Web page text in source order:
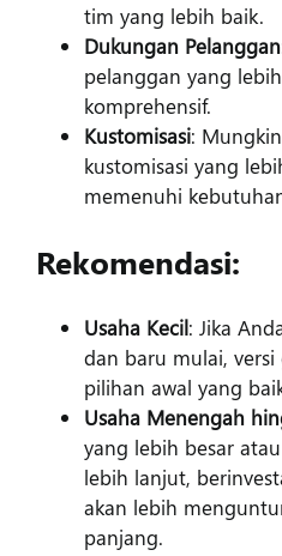
tim yang lebih baik.
Dukungan Pelanggan
pelanggan yang
komprehensif.
Kustomisasi:
kustomisasi yang
memenuhi
Rekomendasi:
Usaha Kecil: Jika
dan baru mulai,
pilihan awal yang
Usaha Menengah
yang lebih besar
lebih lanjut,
akan lebih
panjang.